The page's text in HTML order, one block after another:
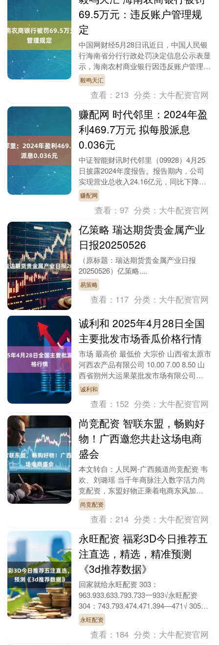
69.5万元：违反账户管理规
定
中国网财经5月28日讯近日，中国人民银
行海南省分行行政处罚决定信息公示表显
示，海南农村商业银行因违反账户管理规
定毅鸣天汇，被警告并罚款69.5万元。上
述行政处罚....
毅鸣天汇
查看：213 分类： 大牛配资官网
赚配网 时代邻里：2024年盈
利469.7万元 拟每股派息
0.036元
中证智能财讯时代邻里（09928）4月25
日披露2024年度报告。报告期内，公司
实现营业总收入24.16亿元，同比下降
5.89%；归母净利润469.7万元，同比....
赚配网
查看：97 分类： 大牛配资官网
亿策略 瑞达期货贵金属产业
日报20250526
（原标题：瑞达期货贵金属产业日报
20250526）亿策略....
易策略
查看： 117 分类： 大牛配资官网
诚利和 2025年4月28日全国
主要批发市场香瓜价格行情
市场 最高价 最低价 大宗价 山西省太原市
河西农产品有限公司 10.00 7.00 8.50 山
西省朔州大运果菜批发市场有限公司
16.00 14.00 15.....
诚利和
查看： 152 分类： 大牛配资官网
尚竞配资 智联东盟，畅购好
物！广西邀您共赴这场电商
盛会
本文转自：人民网-广西频道尚竞配资 韦
欢、刘璐瑶 当千年商脉注入数字活力尚
竞配资，东盟好物正乘着电商东风加
速“跨境狂飙”。作为联通中国与东盟的重
要枢纽，广西通过....
尚竞配资
查看：214 分类： 大牛配资官网
永旺配资 福彩3D今日推荐五
注直选，精选，精准预测
《3d推荐数据》
回家就给永旺配资 303：
963.933.633.793.733一933√永旺配资
304：743.793.474.471.394—471√ 305：
013.0....
永旺配资
查看： 184 分类： 大牛配资官网